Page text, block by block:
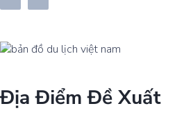
Địa Điểm Đề Xuất